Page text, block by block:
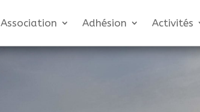
Association Adhésion Activités